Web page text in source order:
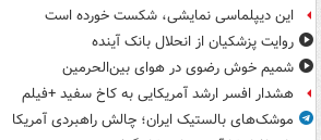
این دیپلماسی نمایشی، شکست خورده است
روایت پزشکیان از انحلال بانک آینده
شمیم خوش رضوی در هوای بین‌الحرمین
هشدار افسر ارشد آمریکایی به کاخ سفید +فیلم
موشک‌های بالستیک ایران؛ چالش راهبردی آمریکا